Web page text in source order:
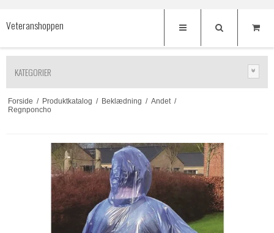
Veteranshoppen
KATEGORIER
Forside / Produktkatalog / Beklædning / Andet /
Regnponcho